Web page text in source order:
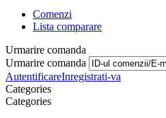
Comenzi
Lista comparare
Urmarire comanda
Urmarire comanda
AutentificareInregistrati-va
Сategories
Сategories